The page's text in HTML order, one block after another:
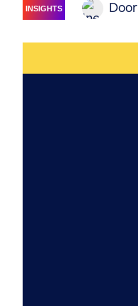
INSIGHTS Door